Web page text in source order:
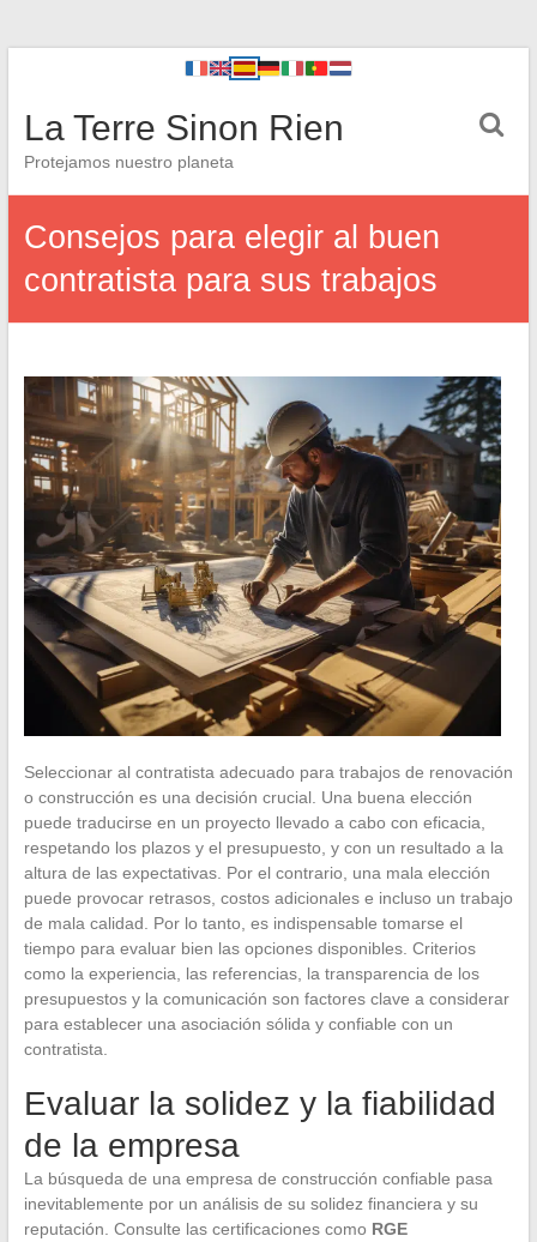
La Terre Sinon Rien
Protejamos nuestro planeta
Consejos para elegir al buen
contratista para sus trabajos
Seleccionar al contratista adecuado para trabajos de renovación
o construcción es una decisión crucial. Una buena elección
puede traducirse en un proyecto llevado a cabo con eficacia,
respetando los plazos y el presupuesto, y con un resultado a la
altura de las expectativas. Por el contrario, una mala elección
puede provocar retrasos, costos adicionales e incluso un trabajo
de mala calidad. Por lo tanto, es indispensable tomarse el
tiempo para evaluar bien las opciones disponibles. Criterios
como la experiencia, las referencias, la transparencia de los
presupuestos y la comunicación son factores clave a considerar
para establecer una asociación sólida y confiable con un
contratista.
Evaluar la solidez y la fiabilidad
de la empresa
La búsqueda de una empresa de construcción confiable pasa
inevitablemente por un análisis de su solidez financiera y su
reputación. Consulte las certificaciones como RGE